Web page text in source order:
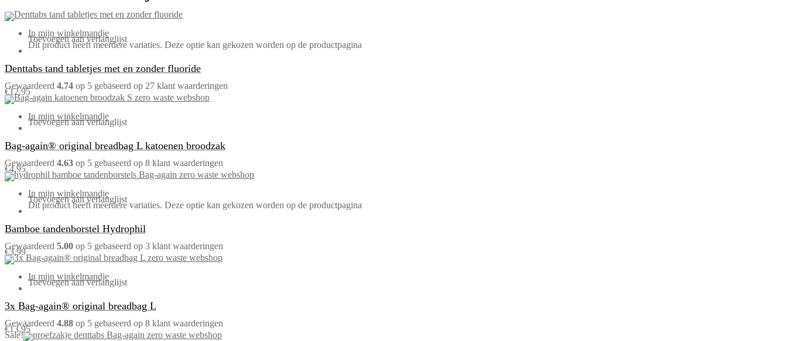
In mijn winkelmandje
Toevoegen aan verlanglijst
Dit product heeft meerdere variaties. Deze optie kan gekozen worden op de productpagina
Denttabs tand tabletjes met en zonder fluoride
Gewaardeerd 4.74 op 5 gebaseerd op 27 klant waarderingen
€12,95
In mijn winkelmandje
Toevoegen aan verlanglijst
Bag-again® original breadbag L katoenen broodzak
Gewaardeerd 4.63 op 5 gebaseerd op 8 klant waarderingen
€4,95
In mijn winkelmandje
Toevoegen aan verlanglijst
Dit product heeft meerdere variaties. Deze optie kan gekozen worden op de productpagina
Bamboe tandenborstel Hydrophil
Gewaardeerd 5.00 op 5 gebaseerd op 3 klant waarderingen
€3,99
In mijn winkelmandje
Toevoegen aan verlanglijst
3x Bag-again® original breadbag L
Gewaardeerd 4.88 op 5 gebaseerd op 8 klant waarderingen
€13,95
Sale!